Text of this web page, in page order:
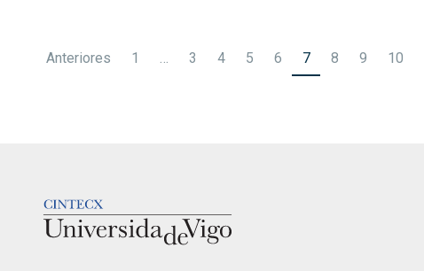
de
Anteriores 1 … 3 4 5 6 7 8 9 10